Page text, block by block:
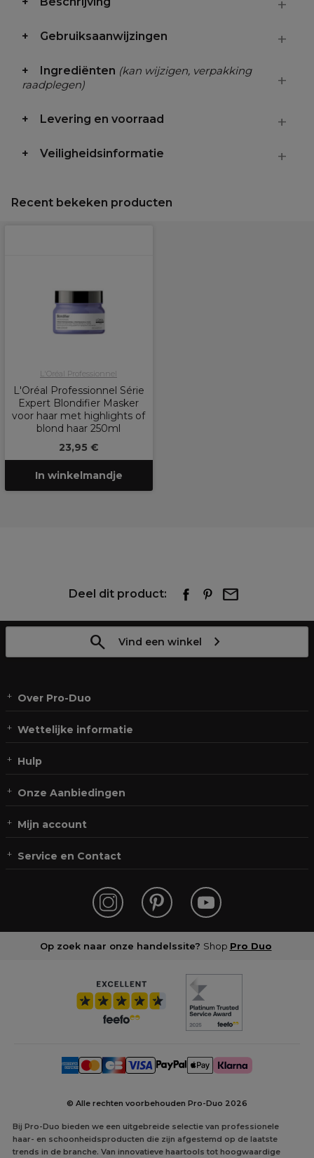
Gebruiksaanwijzingen
Ingrediënten (kan wijzigen, verpakking
raadplegen)
Levering en voorraad
Veiligheidsinformatie
Recent bekeken producten
L'Oréal Professionnel
L'Oréal Professionnel Série
Expert Blondifier Masker
voor haar met highlights of
blond haar 250ml
23,95 €
In winkelmandje
Deel dit product:
Vind een winkel
Over Pro-Duo
Wettelijke informatie
Hulp
Onze Aanbiedingen
Mijn account
Service en Contact
Op zoek naar onze handelssite? Shop Pro Duo
© Alle rechten voorbehouden Pro-Duo 2026
Bij Pro-Duo bieden we een uitgebreide selectie van professionele
haar- en schoonheidsproducten die zijn afgestemd op de laatste
trends in de branche. Van innovatieve haartools tot hoogwaardige